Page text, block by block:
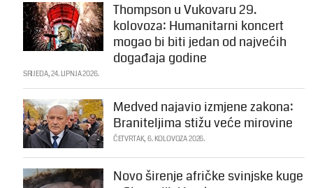
Thompson u Vukovaru 29.
kolovoza: Humanitarni koncert
mogao bi biti jedan od najvećih
događaja godine
SRIJEDA, 24. LIPNJA 2026.
Medved najavio izmjene zakona:
Braniteljima stižu veće mirovine
ČETVRTAK, 6. KOLOVOZA 2026.
Novo širenje afričke svinjske kuge